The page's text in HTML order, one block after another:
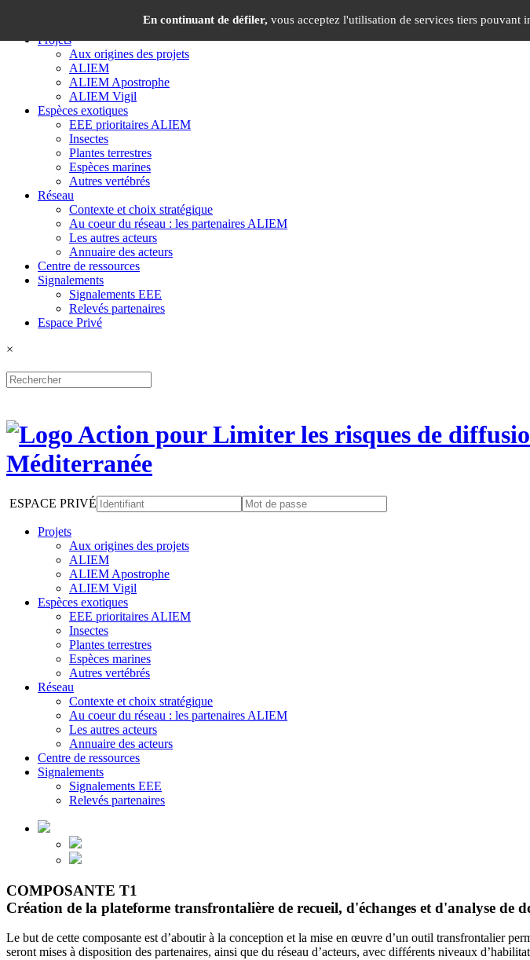
Projets
Aux origines des projets
ALIEM
ALIEM Apostrophe
ALIEM Vigil
Espèces exotiques
EEE prioritaires ALIEM
Insectes
Plantes terrestres
Espèces marines
Autres vertébrés
Réseau
Contexte et choix stratégique
Au coeur du réseau : les partenaires ALIEM
Les autres acteurs
Annuaire des acteurs
Centre de ressources
Signalements
Signalements EEE
Relevés partenaires
Espace Privé
×
ESPACE PRIVÉ
Projets
Aux origines des projets
ALIEM
ALIEM Apostrophe
ALIEM Vigil
Espèces exotiques
EEE prioritaires ALIEM
Insectes
Plantes terrestres
Espèces marines
Autres vertébrés
Réseau
Contexte et choix stratégique
Au coeur du réseau : les partenaires ALIEM
Les autres acteurs
Annuaire des acteurs
Centre de ressources
Signalements
Signalements EEE
Relevés partenaires
COMPOSANTE T1
Création de la plateforme transfrontalière de recueil, d'échanges et d'analyse de
Le but de cette composante est d’aboutir à la conception et la mise en œuvre d’un outil transfrontalier
seront mises à disposition des partenaires, ainsi que du réseau d’acteurs, avec différents niveaux
En continuant de défiler, vous acceptez l'utilisation de services tiers pouvant